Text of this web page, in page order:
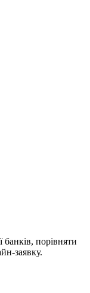
порівняти
заявку.